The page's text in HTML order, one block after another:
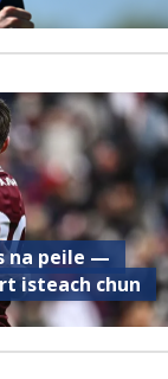
na peile —
isteach chun